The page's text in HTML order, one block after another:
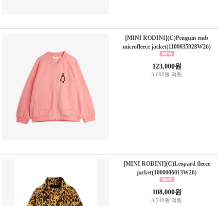
[MINI RODINI](C)Penguin emb
microfleece jacket(1100035928W26)
123,000원
3,690원 적립
[MINI RODINI](C)Leopard fleece
jacket(1000006013W26)
108,000원
3,240원 적립